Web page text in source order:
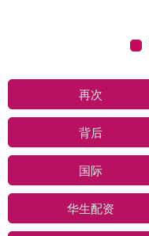
再次
背后
国际
华生配资